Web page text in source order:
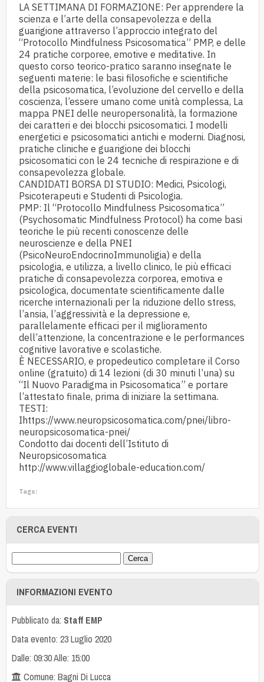
LA SETTIMANA DI FORMAZIONE: Per apprendere la
scienza e l’arte della consapevolezza e della
guarigione attraverso l’approccio integrato del
“Protocollo Mindfulness Psicosomatica” PMP, e delle
24 pratiche corporee, emotive e meditative. In
questo corso teorico-pratico saranno insegnate le
seguenti materie: le basi filosofiche e scientifiche
della psicosomatica, l’evoluzione del cervello e della
coscienza, l’essere umano come unità complessa, La
mappa PNEI delle neuropersonalità, la formazione
dei caratteri e dei blocchi psicosomatici. I modelli
energetici e psicosomatici antichi e moderni. Diagnosi,
pratiche cliniche e guarigione dei blocchi
psicosomatici con le 24 tecniche di respirazione e di
consapevolezza globale.
CANDIDATI BORSA DI STUDIO: Medici, Psicologi,
Psicoterapeuti e Studenti di Psicologia.
PMP: Il “Protocollo Mindfulness Psicosomatica”
(Psychosomatic Mindfulness Protocol) ha come basi
teoriche le più recenti conoscenze delle
neuroscienze e della PNEI
(PsicoNeuroEndocrinoImmunoligia) e della
psicologia, e utilizza, a livello clinico, le più efficaci
pratiche di consapevolezza corporea, emotiva e
psicologica, documentate scientificamente dalle
ricerche internazionali per la riduzione dello stress,
l’ansia, l’aggressività e la depressione e,
parallelamente efficaci per il miglioramento
dell’attenzione, la concentrazione e le performances
cognitive lavorative e scolastiche.
È NECESSARIO, e propedeutico completare il Corso
online (gratuito) di 14 lezioni (di 30 minuti l’una) su
“Il Nuovo Paradigma in Psicosomatica” e portare
l’attestato finale, prima di iniziare la settimana.
TESTI:
Ihttps://www.neuropsicosomatica.com/pnei/libro-
neuropsicosomatica-pnei/
Condotto dai docenti dell’Istituto di
Neuropsicosomatica
http://www.villaggioglobale-education.com/
Tags:
CERCA EVENTI
INFORMAZIONI EVENTO
Pubblicato da: Staff EMP
Data evento: 23 Luglio 2020
Dalle: 09:30 Alle: 15:00
Comune: Bagni Di Lucca